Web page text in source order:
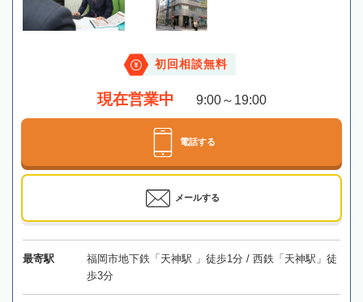
初回相談無料
現在営業中 9:00～19:00
電話する
メールする
最寄駅
福岡市地下鉄「天神駅 」徒歩1分 / 西鉄「天神駅」徒
歩3分